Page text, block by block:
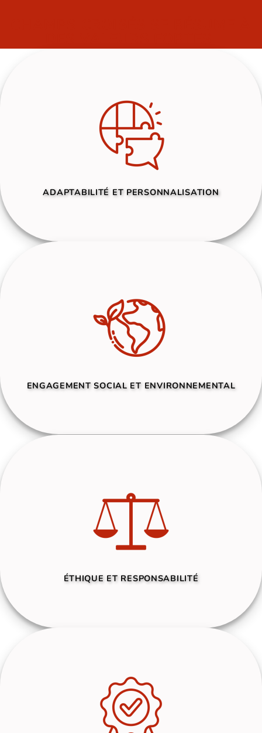
ADAPTABILITÉ ET PERSONNALISATION
ENGAGEMENT SOCIAL ET ENVIRONNEMENTAL
ÉTHIQUE ET RESPONSABILITÉ